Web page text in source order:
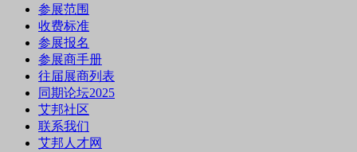
参展范围
收费标准
参展报名
参展商手册
往届展商列表
同期论坛2025
艾邦社区
联系我们
艾邦人才网